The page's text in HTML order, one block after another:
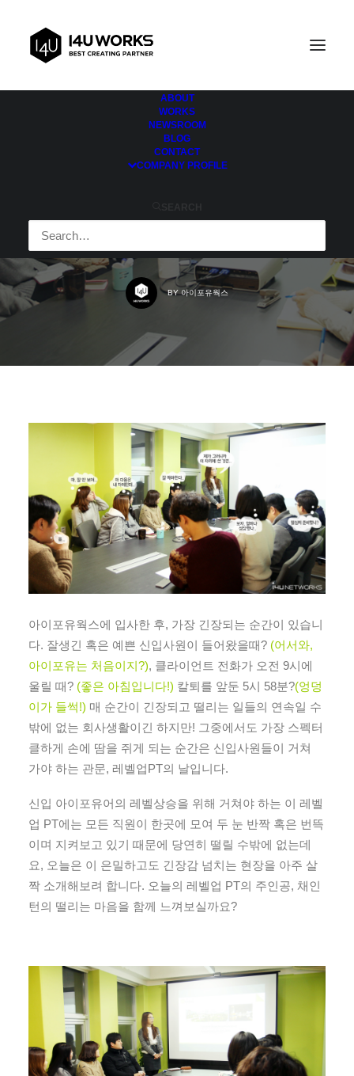
ABOUT
WORKS
NEWSROOM
BLOG
CONTACT
COMPANY PROFILE
I4UER | 3 MINUTES
신입들이여, 긴장하라!
웍스 레벨업 PT
BY아이포유웍스
아이포유웍스에 입사한 후, 가장 긴장되는 순간이 있습니
다. 잘생긴 혹은 예쁜 신입사원이 들어왔을때? (어서와,
아이포유는 처음이지?), 클라이언트 전화가 오전 9시에
울릴 때? (좋은 아침입니다!) 칼퇴를 앞둔 5시 58분?(엉덩
이가 들썩!) 매 순간이 긴장되고 떨리는 일들의 연속일 수
밖에 없는 회사생활이긴 하지만! 그중에서도 가장 스펙터
클하게 손에 땀을 쥐게 되는 순간은 신입사원들이 거쳐
가야 하는 관문, 레벨업PT의 날입니다.
신입 아이포유어의 레벨상승을 위해 거쳐야 하는 이 레벨
업 PT에는 모든 직원이 한곳에 모여 두 눈 반짝 혹은 번뜩
이며 지켜보고 있기 때문에 당연히 떨릴 수밖에 없는데
요, 오늘은 이 은밀하고도 긴장감 넘치는 현장을 아주 살
짝 소개해보려 합니다. 오늘의 레벨업 PT의 주인공, 채인
턴의 떨리는 마음을 함께 느껴보실까요?